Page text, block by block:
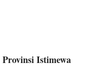
Istimewa